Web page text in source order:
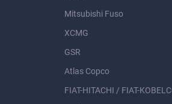
Mitsubishi Fuso
XCMG
GSR
Atlas Copco
FIAT-HITACHI / FIAT-